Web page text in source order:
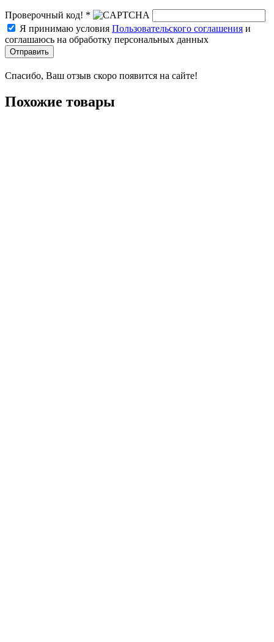
Проверочный код! *
Я принимаю условия Пользовательского соглашения и
соглашаюсь на обработку персональных данных
Отправить
Спасибо, Ваш отзыв скоро появится на сайте!
Похожие товары